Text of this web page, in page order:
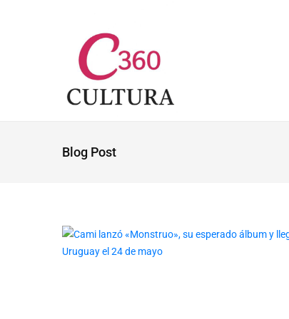
Blog Post